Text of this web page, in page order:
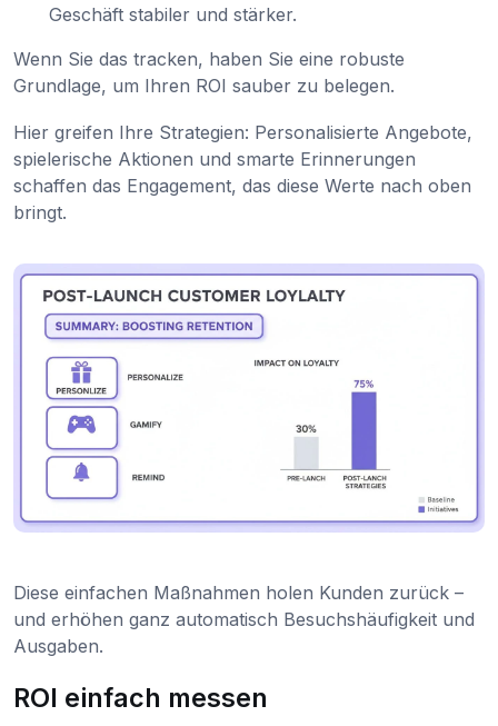
Geschäft stabiler und stärker.
Wenn Sie das tracken, haben Sie eine robuste
Grundlage, um Ihren ROI sauber zu belegen.
Hier greifen Ihre Strategien: Personalisierte Angebote,
spielerische Aktionen und smarte Erinnerungen
schaffen das Engagement, das diese Werte nach oben
bringt.
Diese einfachen Maßnahmen holen Kunden zurück –
und erhöhen ganz automatisch Besuchshäufigkeit und
Ausgaben.
ROI einfach messen